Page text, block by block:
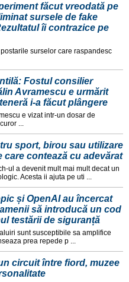
făcut vreodată pe
sursele de fake
îi contrazice pe
surselor care raspandesc
Fostul consilier
Avramescu e urmărit
i-a făcut plângere
e vizat intr-un dosar de
...
sport, birou sau utilizare
care contează cu adevărat
ul a devenit mult mai mult decat un
Acesta ii ajuta pe uti ...
și OpenAI au încercat
să introducă un cod
testării de siguranță
sunt susceptibile sa amplifice
prea repede p ...
circuit între fiord, muzee